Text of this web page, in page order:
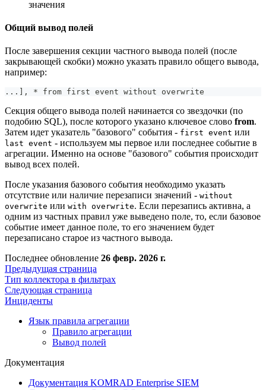
значения
Общий вывод полей
После завершения секции частного вывода полей (после
закрывающей скобки) можно указать правило общего вывода,
например:
.. . , * from first event without overwrite
Секция общего вывода полей начинается со звездочки (по
подобию SQL), после которого указано ключевое слово from.
Затем идет указатель "базового" события - first event или
last event - используем мы первое или последнее событие в
агрегации. Именно на основе "базового" события происходит
вывод всех полей.
После указания базового события необходимо указать
отсутствие или наличие перезаписи значений - without
overwrite или with overwrite. Если перезапись активна, а
одним из частных правил уже выведено поле, то, если базовое
событие имеет данное поле, то его значением будет
перезаписано старое из частного вывода.
Последнее обновление 26 февр. 2026 г.
Предыдущая страница
Тип коллектора в фильтрах
Следующая страница
Инциденты
Язык правила агрегации
Правило агрегации
Вывод полей
Документация
Документация KOMRAD Enterprise SIEM